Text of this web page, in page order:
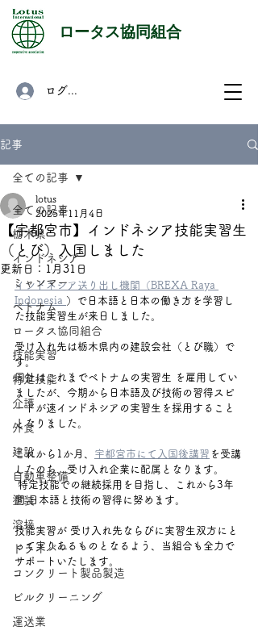
​ロータス協同組合
ログイン
記事
全ての記事
栃木県
インドネシア
ミャンマー
ベトナム
ロータス協同組合
技能実習
特定技能
介護
外食
建設
自動車整備
塗装
溶接
ドライバー
コンクリート製品製造
ビルクリーニング
運送業
全ての記事
【宇都宮市】インドネシア技能実習生
（とび）入国しました
lotus
2025年11月4日
更新日： 1月31日
インドネシア送り出し機関（BREXA Raya
Indonesia ）で日本語と日本の働き方を学習し
た技能実習生が来日しました。
受け入れ先は栃木県内の建設会社（とび職）で
す。
同社はこれまでベトナムの実習生 を雇用してい
ましたが、今期から日本語及び技術の習得スピ
ードが速インドネシアの実習生を採用すること
となりました。
これから1か月、 宇都宮市にて入国後講習 を受講
したのち、受け入れ企業に配属となります。
特定技能での継続採用を目指し、これから3年
間 日本語と技術の習得に努めます。
技能実習が 受け入れ先ならびに実習生双方にと
って実りあるものとなるよう、当組合も全力で
サポートいたします。